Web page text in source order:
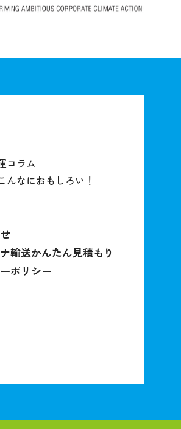
コラム
んなにおもしろい！
輸送かんたん見積もり
ポリシー